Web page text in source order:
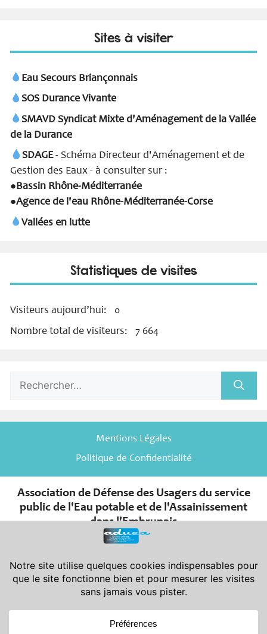
Sites à visiter
Eau Secours Briançonnais
SOS Durance Vivante
SMAVD Syndicat Mixte d'Aménagement de la Vallée
de la Durance
SDAGE- Schéma Directeur d'Aménagement et de
Gestion des Eaux - à consulter sur :
●Bassin Rhône-Méditerranée
●Agence de l'eau Rhône-Méditerranée-Corse
Vallées en lutte
Statistiques de visites
Visiteurs aujourd’hui: 0
Nombre total de visiteurs: 7 664
Rechercher :
Mentions Légales
Politique de Confidentialité
Association de Défense des Usagers du service
public de l'Eau potable et de l'Assainissement
dans l'Embrunais
erjuillet 1901 et de son décret d’application
Déclarée en Préfecture des Hautes-Alpes le 08-11-2007 sous le
n° W052001966 - Publiée au J.O. le 24-11-2007
Siège Social : Aduea - 6 rue Saint-Pierre - 05200 Embrun
Siège Administratif : Aduea - 47 rue Victor Maurel - 05200 Embrun